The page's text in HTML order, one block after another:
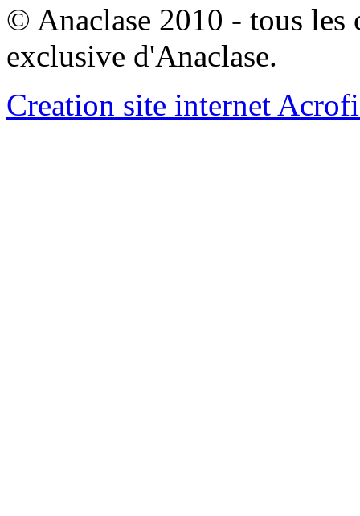
© Anaclase 2010 - tous les
exclusive d'Anaclase.
Creation site internet